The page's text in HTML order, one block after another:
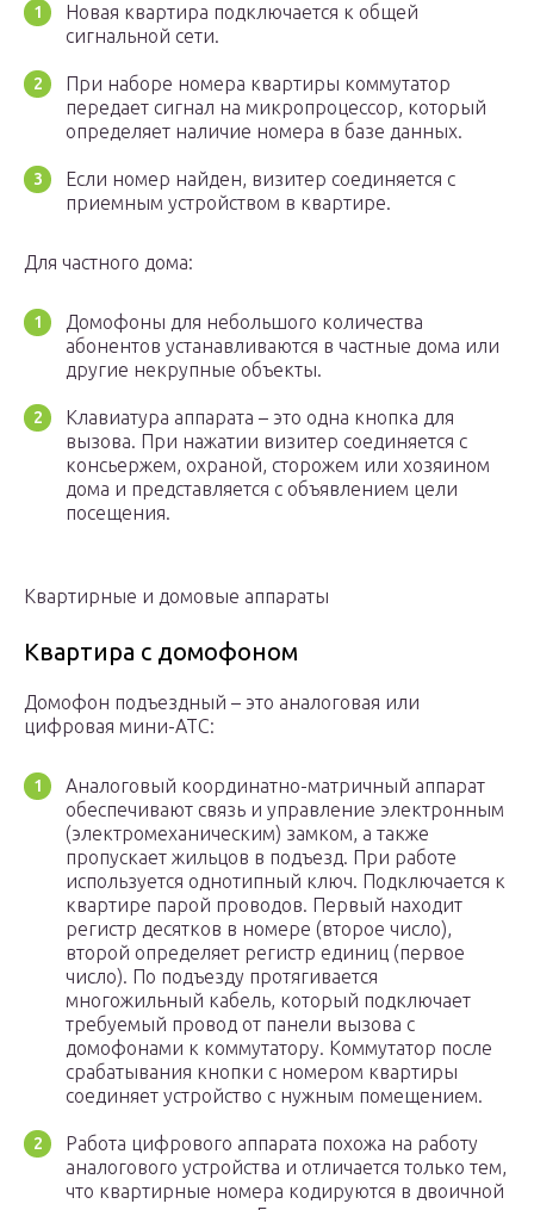
Новая квартира подключается к общей
сигнальной сети.
При наборе номера квартиры коммутатор
передает сигнал на микропроцессор, который
определяет наличие номера в базе данных.
Если номер найден, визитер соединяется с
приемным устройством в квартире.
Для частного дома:
Домофоны для небольшого количества
абонентов устанавливаются в частные дома или
другие некрупные объекты.
Клавиатура аппарата – это одна кнопка для
вызова. При нажатии визитер соединяется с
консьержем, охраной, сторожем или хозяином
дома и представляется с объявлением цели
посещения.
Квартирные и домовые аппараты
Квартира с домофоном
Домофон подъездный – это аналоговая или
цифровая мини-АТС:
Аналоговый координатно-матричный аппарат
обеспечивают связь и управление электронным
(электромеханическим) замком, а также
пропускает жильцов в подъезд. При работе
используется однотипный ключ. Подключается к
квартире парой проводов. Первый находит
регистр десятков в номере (второе число),
второй определяет регистр единиц (первое
число). По подъезду протягивается
многожильный кабель, который подключает
требуемый провод от панели вызова с
домофонами к коммутатору. Коммутатор после
срабатывания кнопки с номером квартиры
соединяет устройство с нужным помещением.
Работа цифрового аппарата похожа на работу
аналогового устройства и отличается только тем,
что квартирные номера кодируются в двоичной